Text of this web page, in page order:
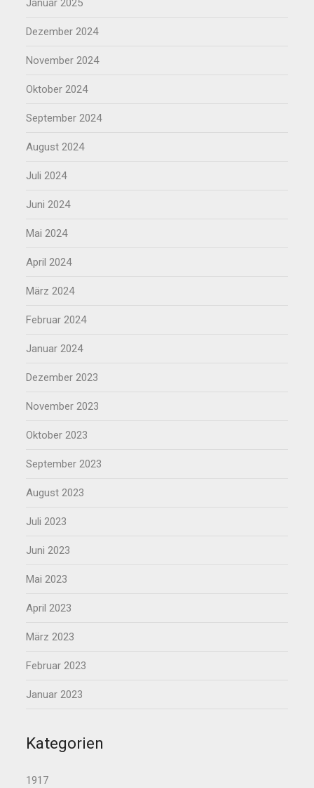
Januar 2025
Dezember 2024
November 2024
Oktober 2024
September 2024
August 2024
Juli 2024
Juni 2024
Mai 2024
April 2024
März 2024
Februar 2024
Januar 2024
Dezember 2023
November 2023
Oktober 2023
September 2023
August 2023
Juli 2023
Juni 2023
Mai 2023
April 2023
März 2023
Februar 2023
Januar 2023
Kategorien
1917